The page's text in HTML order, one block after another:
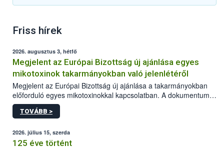
Friss hírek
2026. augusztus 3, hétfő
Megjelent az Európai Bizottság új ajánlása egyes
mikotoxinok takarmányokban való jelenlétéről
Megjelent az Európai Bizottság új ajánlása a takarmányokban
előforduló egyes mikotoxinokkal kapcsolatban. A dokumentum
2027-től új irányértékek alkalmazását írja elő, és a jelenleg
hatályos uniós ajánlások helyébe lép.
TOVÁBB >
2026. július 15, szerda
125 éve történt